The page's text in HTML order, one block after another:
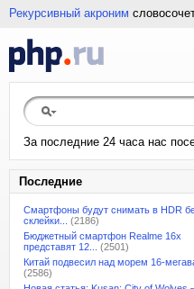
Рекурсивный акроним
За последние 24 часа нас
Последние
Смартфоны будут снимать в HDR
склейки...
(2186)
Бюджетный смартфон Realme 16x
представят 12...
(2501)
Китай подвесил над морем 16-
(2586)